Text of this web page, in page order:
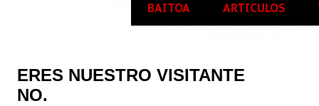
BAITOA ARTICULOS
ERES NUESTRO VISITANTE
NO.